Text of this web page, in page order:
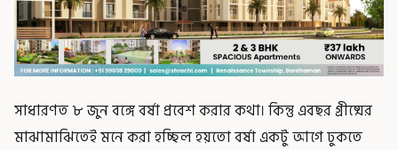
সাধারণত ৮ জুন বঙ্গে বর্ষা প্রবেশ করার কথা। কিন্তু এবছর গ্রীষ্মের
মাঝামাঝিতেই মনে করা হচ্ছিল হয়তো বর্ষা একটু আগে ঢুকতে